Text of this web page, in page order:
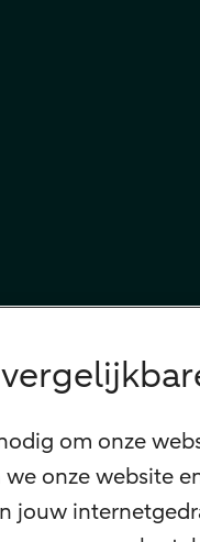
om onze
onze website
jouw